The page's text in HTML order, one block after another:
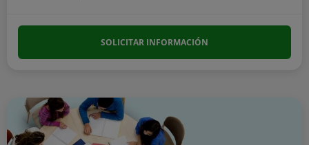
SOLICITAR INFORMACIÓN